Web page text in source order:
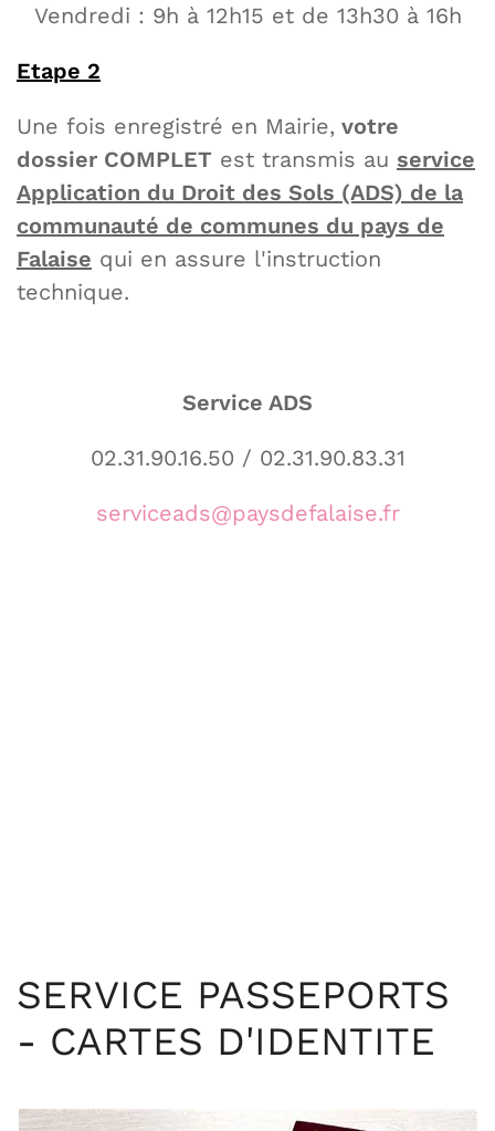
Vendredi : 9h à 12h15 et de 13h30 à 16h
Etape 2
Une fois enregistré en Mairie, votre
dossier COMPLET est transmis au service
Application du Droit des Sols (ADS) de la
communauté de communes du pays de
Falaise qui en assure l'instruction
technique.
Service ADS
02.31.90.16.50 / 02.31.90.83.31
serviceads@paysdefalaise.fr
SERVICE PASSEPORTS
- CARTES D'IDENTITE